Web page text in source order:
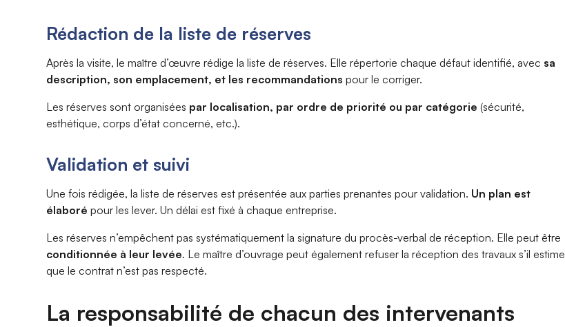
Rédaction de la liste de réserves
Après la visite, le maître d’œuvre rédige la liste de réserves. Elle répertorie chaque défaut identifié, avec sa
description, son emplacement, et les recommandationspour le corriger.
Les réserves sont organisées par localisation, par ordre de priorité ou par catégorie (sécurité,
esthétique, corps d’état concerné, etc.).
Validation et suivi
Une fois rédigée, la liste de réserves est présentée aux parties prenantes pour validation. Un plan est
élaboré pour les lever. Un délai est fixé à chaque entreprise.
Les réserves n’empêchent pas systématiquement la signature du procès-verbal de réception. Elle peut être
conditionnée à leur levée. Le maître d’ouvrage peut également refuser la réception des travaux s’il estime
que le contrat n’est pas respecté.
La responsabilité de chacun des intervenants